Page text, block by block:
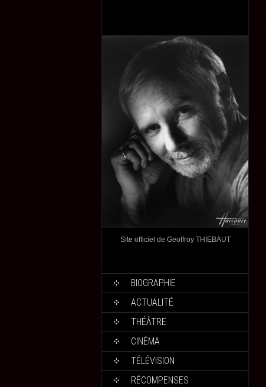
Site officiel de Geoffroy THIEBAUT
BIOGRAPHIE
ACTUALITÉ
THÉÂTRE
CINÉMA
TÉLÉVISION
RÉCOMPENSES